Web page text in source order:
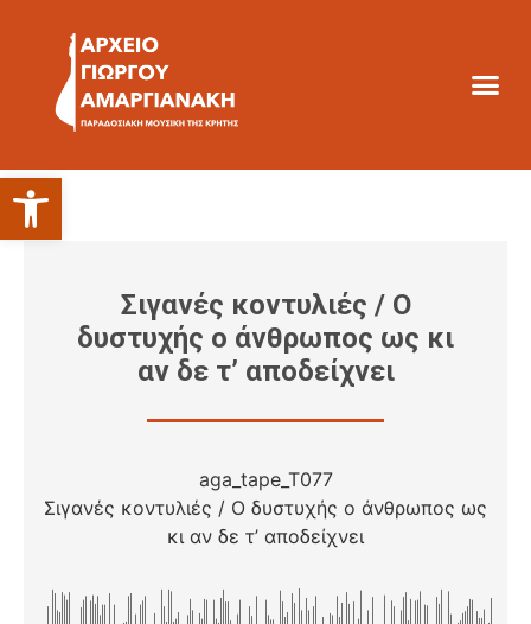
Ανοίξτε τη γραμμή εργαλείων
Σιγανές κοντυλιές / Ο
δυστυχής ο άνθρωπος ως κι
αν δε τ’ αποδείχνει
aga_tape_T077
Σιγανές κοντυλιές / Ο δυστυχής ο άνθρωπος ως
κι αν δε τ’ αποδείχνει